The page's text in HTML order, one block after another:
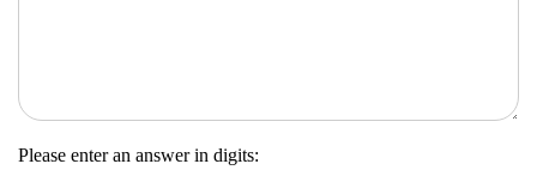
Please enter an answer in digits: